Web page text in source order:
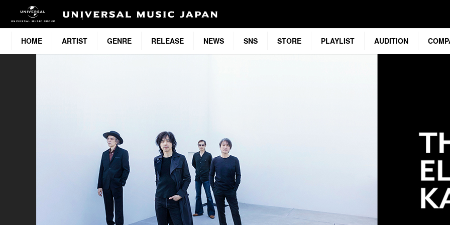
HOME ARTIST GENRE RELEASE NEWS SNS STORE PLAYLIST AUDITION